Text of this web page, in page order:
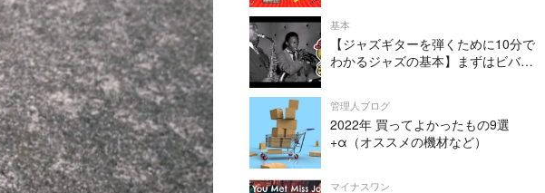
基本
【ジャズギターを弾くために10分で
わかるジャズの基本】まずはビバッ
管理人ブログ
2022年 買ってよかったもの9選
+α（オススメの機材など）
マイナスワン